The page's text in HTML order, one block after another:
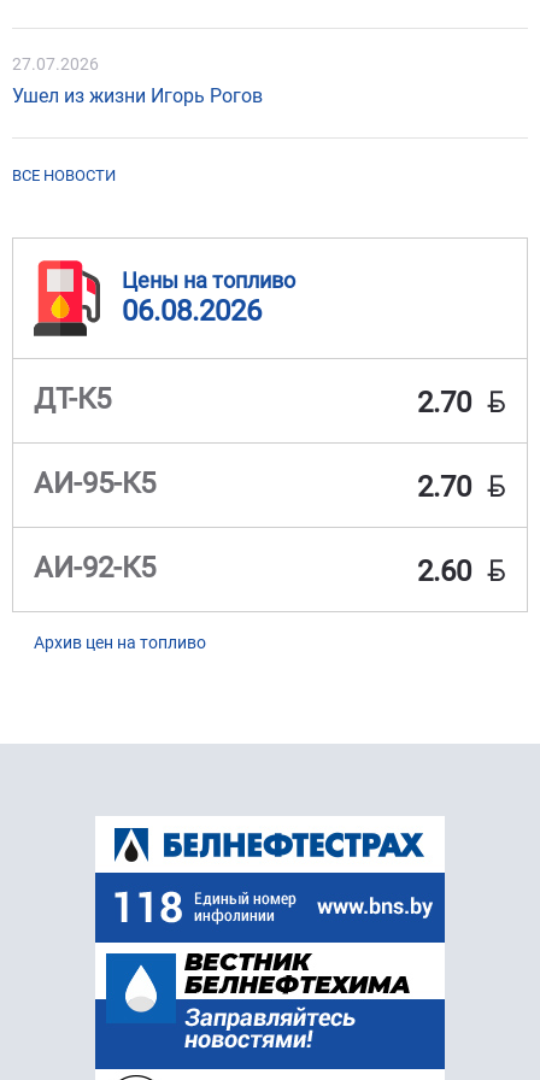
27.07.2026
Ушел из жизни Игорь Рогов
ВСЕ НОВОСТИ
Цены на топливо
06.08.2026
ДТ-К5 2.70 BYN
АИ-95-К5 2.70 BYN
АИ-92-К5 2.60 BYN
Архив цен на топливо